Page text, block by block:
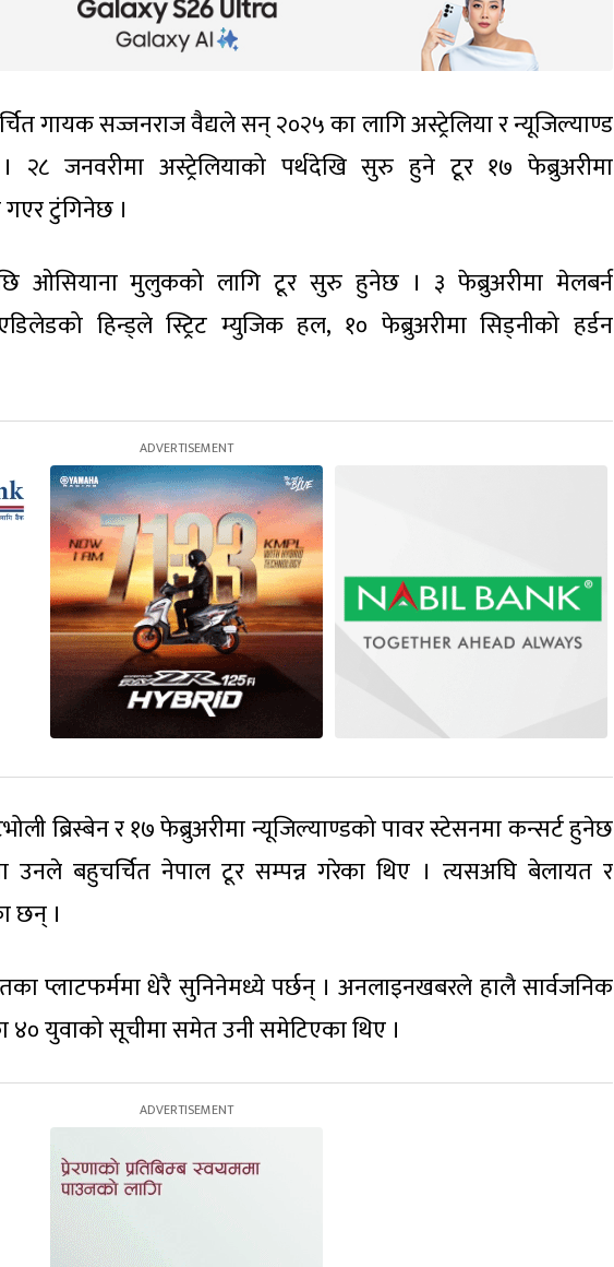
गायक सज्जनराज वैद्यले सन् २०२५ का लागि अस्ट्रेलिया र न्यूजिल्याण्ड
जनवरीमा अस्ट्रेलियाको पर्थदेखि सुरु हुने टूर १७ फेब्रुअरीमा
टुंगिनेछ ।
ओसियाना मुलुकको लागि टूर सुरु हुनेछ । ३ फेब्रुअरीमा मेलबर्न
हिन्ड्ले स्ट्रिट म्युजिक हल, १० फेब्रुअरीमा सिड्नीको हर्डन
ब्रिस्बेन र १७ फेब्रुअरीमा न्यूजिल्याण्डको पावर स्टेसनमा कन्सर्ट हुनेछ
उनले बहुचर्चित नेपाल टूर सम्पन्न गरेका थिए । त्यसअघि बेलायत र
छन् ।
प्लाटफर्ममा धेरै सुनिनेमध्ये पर्छन् । अनलाइनखबरले हालै सार्वजनिक
युवाको सूचीमा समेत उनी समेटिएका थिए ।